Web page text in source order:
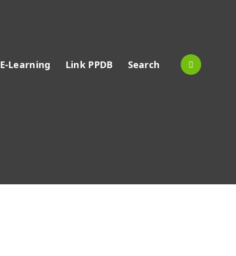
E-Learning Link PPDB Search